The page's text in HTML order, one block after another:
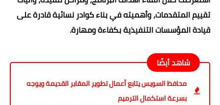
تقييم المتقدمات، وأهميته في بناء كوادر نسائية قادرة على
قيادة المؤسسات التنفيذية بكفاءة ومهارة.
شاهد أيضًا
محافظ السويس يتابع أعمال تطوير المقابر القديمة ويوجه
بسرعة استكمال الترميم